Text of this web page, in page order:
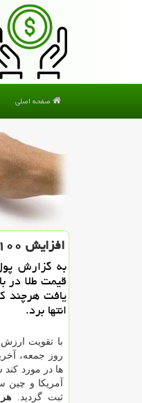
صفحه اصلی
افزایش ۱۰۰ دلاری نرخ طلا در یك ماه
به گزارش
قیمت طلا در
یافت هرچند
انتها برد.
با تقویت ارزش
روز جمعه،
ها در مورد
آمریكا و چین
ثبت گردید. هر